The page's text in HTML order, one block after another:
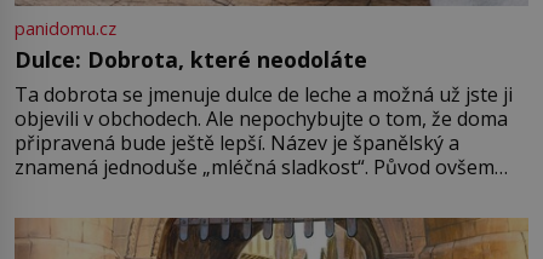
panidomu.cz
Dulce: Dobrota, které neodoláte
Ta dobrota se jmenuje dulce de leche a možná už jste ji
objevili v obchodech. Ale nepochybujte o tom, že doma
připravená bude ještě lepší. Název je španělský a
znamená jednoduše „mléčná sladkost“. Původ ovšem
pře hned několik latinskoamerických zemí a k tomu
Francie, kde se traduje,